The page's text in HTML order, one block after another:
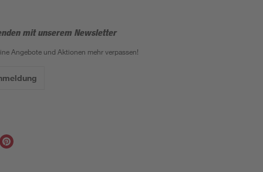
mit unserem Newsletter
Angebote und Aktionen mehr verpassen!